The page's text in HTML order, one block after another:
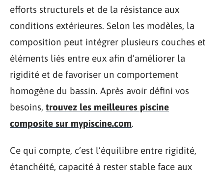
efforts structurels et de la résistance aux
conditions extérieures. Selon les modèles, la
composition peut intégrer plusieurs couches et
éléments liés entre eux afin d’améliorer la
rigidité et de favoriser un comportement
homogène du bassin. Après avoir défini vos
besoins, trouvez les meilleures piscine
composite sur mypiscine.com.
Ce qui compte, c’est l’équilibre entre rigidité,
étanchéité, capacité à rester stable face aux